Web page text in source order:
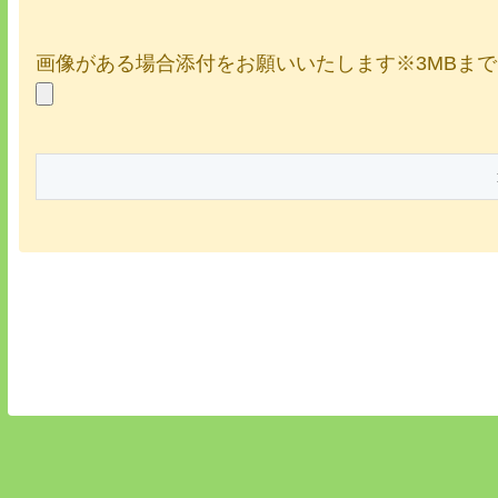
画像がある場合添付をお願いいたします※3MBまで